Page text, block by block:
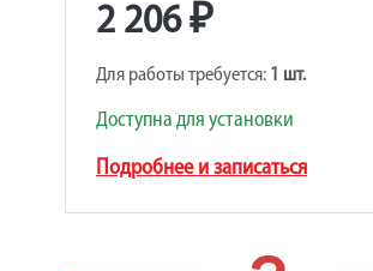
2 206 ₽
Для работы требуется: 1 шт.
Доступна для установки
Подробнее и записаться